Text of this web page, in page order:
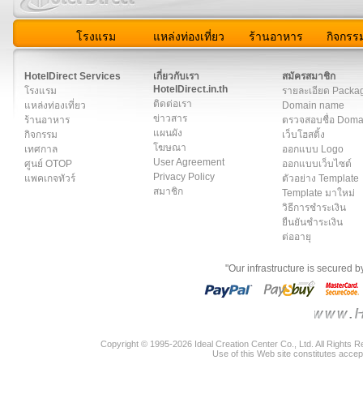
โรงแรม แหล่งท่องเที่ยว ร้านอาหาร กิจกรร
HotelDirect Services
โรงแรม
แหล่งท่องเที่ยว
ร้านอาหาร
กิจกรรม
เทศกาล
ศูนย์ OTOP
แพคเกจทัวร์
เกี่ยวกับเรา
HotelDirect.in.th
ติดต่อเรา
ข่าวสาร
แผนผัง
โฆษณา
User Agreement
Privacy Policy
สมาชิก
สมัครสมาชิก
รายละเอียด
Domain name
ตรวจสอบชื่อ
เว็บโฮสติ้ง
ออกแบบ Logo
ออกแบบเว็บไซต์
ตัวอย่าง Template
Template มาใหม่
วิธีการชำระเงิน
ยืนยันชำระเงิน
ต่ออายุ
"Our infrastructure is secured
Copyright © 1995-2026 Ideal Creation Center Co., Ltd. All Rights
Use of this Web site constitutes